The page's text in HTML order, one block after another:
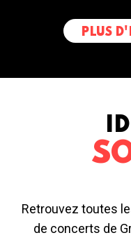
PLUS
Retrouvez toutes
de concerts de